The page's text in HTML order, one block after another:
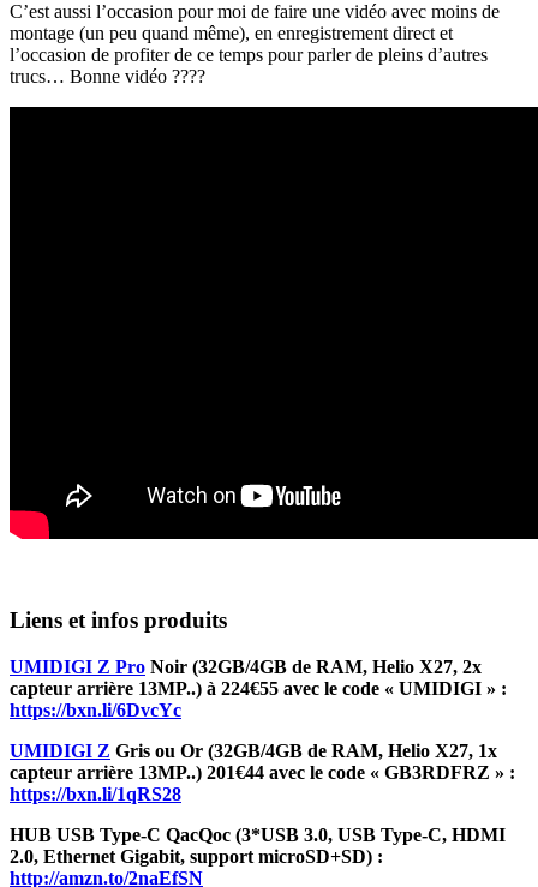
C’est aussi l’occasion pour moi de faire une vidéo avec moins de
montage (un peu quand même), en enregistrement direct et
l’occasion de profiter de ce temps pour parler de pleins d’autres
trucs… Bonne vidéo ????
Liens et infos produits
UMIDIGI Z Pro Noir (32GB/4GB de RAM, Helio X27, 2x
capteur arrière 13MP..) à 224€55 avec le code « UMIDIGI » :
https://bxn.li/6DvcYc
UMIDIGI Z Gris ou Or (32GB/4GB de RAM, Helio X27, 1x
capteur arrière 13MP..) 201€44 avec le code « GB3RDFRZ » :
https://bxn.li/1qRS28
HUB USB Type-C QacQoc (3*USB 3.0, USB Type-C, HDMI
2.0, Ethernet Gigabit, support microSD+SD) :
http://amzn.to/2naEfSN